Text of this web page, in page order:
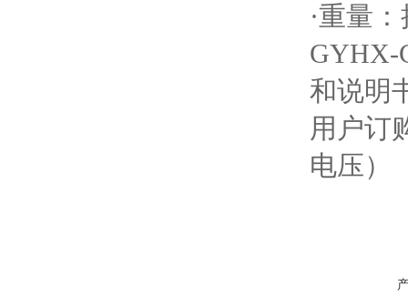
·重量
GYHX-
和说明
用户订
电压）